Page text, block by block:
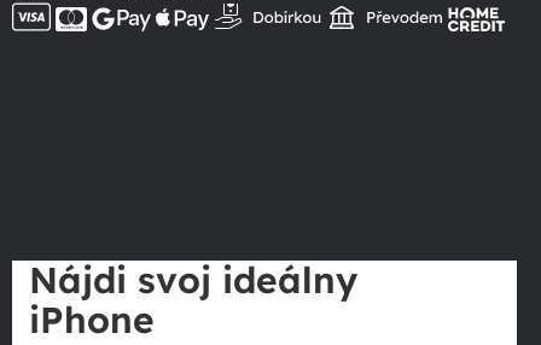
Nájdi svoj ideálny
iPhone